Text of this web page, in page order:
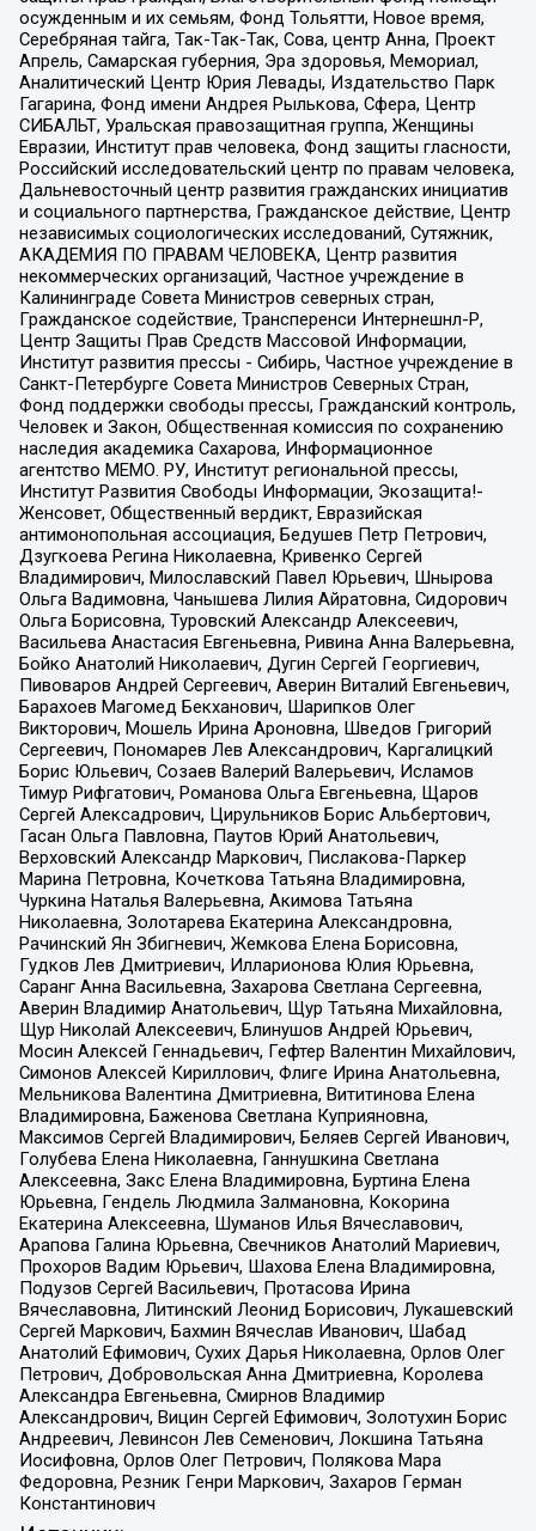
осужденным и их семьям, Фонд Тольятти, Новое время,
Серебряная тайга, Так-Так-Так, Сова, центр Анна, Проект
Апрель, Самарская губерния, Эра здоровья, Мемориал,
Аналитический Центр Юрия Левады, Издательство Парк
Гагарина, Фонд имени Андрея Рылькова, Сфера, Центр
СИБАЛЬТ, Уральская правозащитная группа, Женщины
Евразии, Институт прав человека, Фонд защиты гласности,
Российский исследовательский центр по правам человека,
Дальневосточный центр развития гражданских инициатив
и социального партнерства, Гражданское действие, Центр
независимых социологических исследований, Сутяжник,
АКАДЕМИЯ ПО ПРАВАМ ЧЕЛОВЕКА, Центр развития
некоммерческих организаций, Частное учреждение в
Калининграде Совета Министров северных стран,
Гражданское содействие, Трансперенси Интернешнл-Р,
Центр Защиты Прав Средств Массовой Информации,
Институт развития прессы - Сибирь, Частное учреждение в
Санкт-Петербурге Совета Министров Северных Стран,
Фонд поддержки свободы прессы, Гражданский контроль,
Человек и Закон, Общественная комиссия по сохранению
наследия академика Сахарова, Информационное
агентство МЕМО. РУ, Институт региональной прессы,
Институт Развития Свободы Информации, Экозащита!-
Женсовет, Общественный вердикт, Евразийская
антимонопольная ассоциация, Бедушев Петр Петрович,
Дзугкоева Регина Николаевна, Кривенко Сергей
Владимирович, Милославский Павел Юрьевич, Шнырова
Ольга Вадимовна, Чанышева Лилия Айратовна, Сидорович
Ольга Борисовна, Туровский Александр Алексеевич,
Васильева Анастасия Евгеньевна, Ривина Анна Валерьевна,
Бойко Анатолий Николаевич, Дугин Сергей Георгиевич,
Пивоваров Андрей Сергеевич, Аверин Виталий Евгеньевич,
Барахоев Магомед Бекханович, Шарипков Олег
Викторович, Мошель Ирина Ароновна, Шведов Григорий
Сергеевич, Пономарев Лев Александрович, Каргалицкий
Борис Юльевич, Созаев Валерий Валерьевич, Исламов
Тимур Рифгатович, Романова Ольга Евгеньевна, Щаров
Сергей Алексадрович, Цирульников Борис Альбертович,
Гасан Ольга Павловна, Паутов Юрий Анатольевич,
Верховский Александр Маркович, Пислакова-Паркер
Марина Петровна, Кочеткова Татьяна Владимировна,
Чуркина Наталья Валерьевна, Акимова Татьяна
Николаевна, Золотарева Екатерина Александровна,
Рачинский Ян Збигневич, Жемкова Елена Борисовна,
Гудков Лев Дмитриевич, Илларионова Юлия Юрьевна,
Саранг Анна Васильевна, Захарова Светлана Сергеевна,
Аверин Владимир Анатольевич, Щур Татьяна Михайловна,
Щур Николай Алексеевич, Блинушов Андрей Юрьевич,
Мосин Алексей Геннадьевич, Гефтер Валентин Михайлович,
Симонов Алексей Кириллович, Флиге Ирина Анатольевна,
Мельникова Валентина Дмитриевна, Вититинова Елена
Владимировна, Баженова Светлана Куприяновна,
Максимов Сергей Владимирович, Беляев Сергей Иванович,
Голубева Елена Николаевна, Ганнушкина Светлана
Алексеевна, Закс Елена Владимировна, Буртина Елена
Юрьевна, Гендель Людмила Залмановна, Кокорина
Екатерина Алексеевна, Шуманов Илья Вячеславович,
Арапова Галина Юрьевна, Свечников Анатолий Мариевич,
Прохоров Вадим Юрьевич, Шахова Елена Владимировна,
Подузов Сергей Васильевич, Протасова Ирина
Вячеславовна, Литинский Леонид Борисович, Лукашевский
Сергей Маркович, Бахмин Вячеслав Иванович, Шабад
Анатолий Ефимович, Сухих Дарья Николаевна, Орлов Олег
Петрович, Добровольская Анна Дмитриевна, Королева
Александра Евгеньевна, Смирнов Владимир
Александрович, Вицин Сергей Ефимович, Золотухин Борис
Андреевич, Левинсон Лев Семенович, Локшина Татьяна
Иосифовна, Орлов Олег Петрович, Полякова Мара
Федоровна, Резник Генри Маркович, Захаров Герман
Константинович